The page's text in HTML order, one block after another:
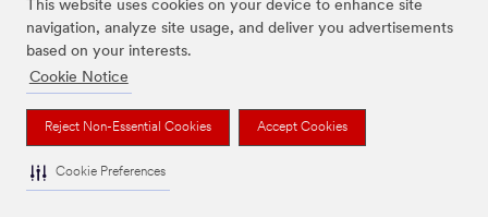
This website uses cookies on your device to enhance site
navigation, analyze site usage, and deliver you advertisements
based on your interests.
Cookie Notice
Reject Non-Essential Cookies Accept Cookies
Cookie Preferences